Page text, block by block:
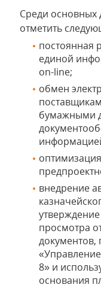
Среди основных
отметить
постоянная
единой
on-line;
обмен
бумажными
внедрение
просмотра
документов,
8» и
основания